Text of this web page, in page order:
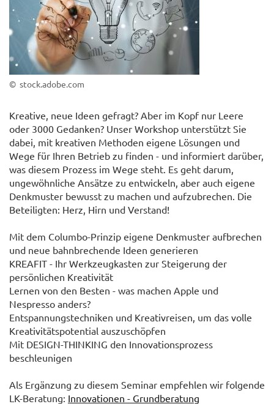
© stock.adobe.com
Kreative, neue Ideen gefragt? Aber im Kopf nur Leere
oder 3000 Gedanken? Unser Workshop unterstützt Sie
dabei, mit kreativen Methoden eigene Lösungen und
Wege für Ihren Betrieb zu finden - und informiert darüber,
was diesem Prozess im Wege steht. Es geht darum,
ungewöhnliche Ansätze zu entwickeln, aber auch eigene
Denkmuster bewusst zu machen und aufzubrechen. Die
Beteiligten: Herz, Hirn und Verstand!
Mit dem Columbo-Prinzip eigene Denkmuster aufbrechen
und neue bahnbrechende Ideen generieren
KREAFIT - Ihr Werkzeugkasten zur Steigerung der
persönlichen Kreativität
Lernen von den Besten - was machen Apple und
Nespresso anders?
Entspannungstechniken und Kreativreisen, um das volle
Kreativitätspotential auszuschöpfen
Mit DESIGN-THINKING den Innovationsprozess
beschleunigen
Als Ergänzung zu diesem Seminar empfehlen wir folgende
LK-Beratung: Innovationen - Grundberatung